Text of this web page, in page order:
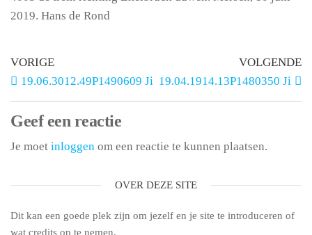
2019. Hans de Rond
VORIGE
19.06.3012.49P1490609 Ji
VOLGENDE
19.04.1914.13P1480350 Ji
Geef een reactie
Je moet inloggen om een reactie te kunnen plaatsen.
OVER DEZE SITE
Dit kan een goede plek zijn om jezelf en je site te introduceren of
wat credits op te nemen.